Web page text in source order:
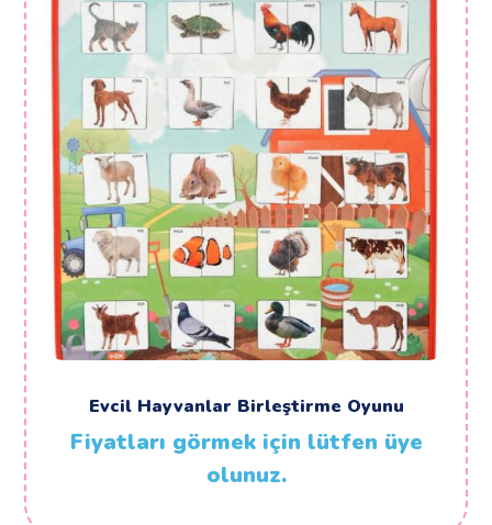
Evcil Hayvanlar Birleştirme Oyunu
Fiyatları görmek için lütfen üye
olunuz.